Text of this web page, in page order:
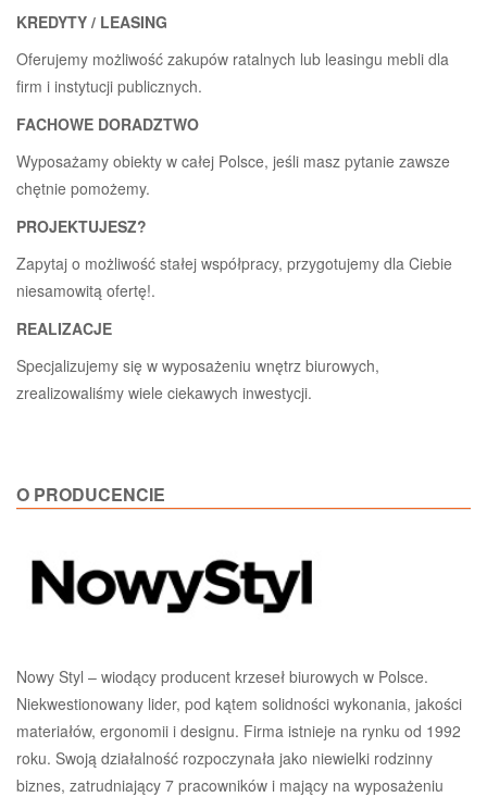
KREDYTY / LEASING
Oferujemy możliwość zakupów ratalnych lub leasingu mebli dla
firm i instytucji publicznych.
FACHOWE DORADZTWO
Wyposażamy obiekty w całej Polsce, jeśli masz pytanie zawsze
chętnie pomożemy.
PROJEKTUJESZ?
Zapytaj o możliwość stałej współpracy, przygotujemy dla Ciebie
niesamowitą ofertę!.
REALIZACJE
Specjalizujemy się w wyposażeniu wnętrz biurowych,
zrealizowaliśmy wiele ciekawych inwestycji.
O PRODUCENCIE
Nowy Styl – wiodący producent krzeseł biurowych w Polsce.
Niekwestionowany lider, pod kątem solidności wykonania, jakości
materiałów, ergonomii i designu. Firma istnieje na rynku od 1992
roku. Swoją działalność rozpoczynała jako niewielki rodzinny
biznes, zatrudniający 7 pracowników i mający na wyposażeniu